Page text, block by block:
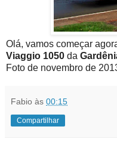
Olá, vamos começar
Viaggio 1050 da
Foto de novembro de
Fabio às 00:15
Compartilhar